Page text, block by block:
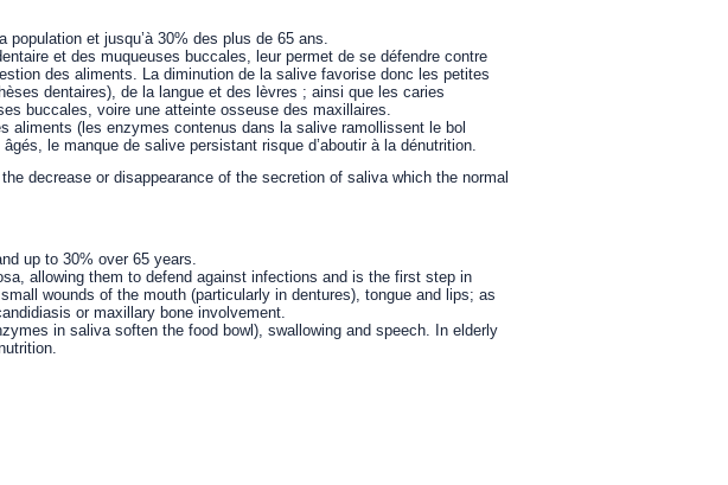
population et jusqu’à 30% des plus de 65 ans.
et des muqueuses buccales, leur permet de se défendre contre
des aliments. La diminution de la salive favorise donc les petites
dentaires), de la langue et des lèvres ; ainsi que les caries
buccales, voire une atteinte osseuse des maxillaires.
aliments (les enzymes contenus dans la salive ramollissent le bol
le manque de salive persistant risque d’aboutir à la dénutrition.
decrease or disappearance of the secretion of saliva which the normal
up to 30% over 65 years.
allowing them to defend against infections and is the first step in
wounds of the mouth (particularly in dentures), tongue and lips; as
or maxillary bone involvement.
in saliva soften the food bowl), swallowing and speech. In elderly